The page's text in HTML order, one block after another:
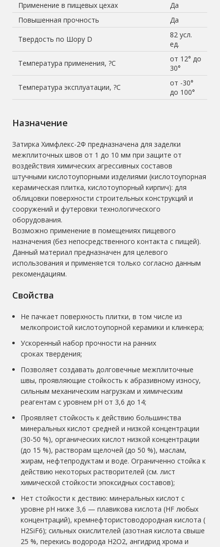
Применение в пищевых цехах
Да
Повышенная прочность
Да
Твердость по Шору D
82 усл.
ед.
Температура применения, ?С
от 12° до
30°
Температура эксплуатации, ?С
от -30°
до 100°
Назначение
Затирка Химфлекс-2Ф предназначена для заделки
межплиточных швов от 1 до 10 мм при защите от
воздействия химических агрессивных составов
штучными кислотоупорными изделиями (кислотоупорная
керамическая плитка, кислотоупорный кирпич): для
облицовки поверхности строительных конструкций и
сооружений и футеровки технологического
оборудования.
Возможно применение в помещениях пищевого
назначения (без непосредственного контакта с пищей).
Данный материал предназначен для целевого
использования и применяется только согласно данным
рекомендациям.
Свойства
Не пачкает поверхность плитки, в том числе из
мелкопроистой кислотоупорной керамики и клинкера;
Ускоренный набор прочности на ранних
сроках твердения;
Позволяет создавать долговечные межплиточные
швы, проявляющие стойкость к абразивному износу,
сильным механическим нагрузкам и химическим
реагентам с уровнем pH от 3,6 до 14;
Проявляет стойкость к действию большинства
минеральных кислот средней и низкой концентрации
(30-50 %), органических кислот низкой концентрации
(до 15 %), растворам щелочей (до 50 %), маслам,
жирам, нефтепродуктам и воде. Ограниченно стойка к
действию некоторых растворителей (см. лист
химической стойкости эпоксидных составов);
Нет стойкости к дествию: минеральных кислот с
уровне pH ниже 3,6 — плавикова кислота (HF любых
концентраций), кремнефтористоводородная кислота (
H2SiF6); сильных окислителей (азотная кислота свыше
25 %, перекись водорода H2O2, ангидрид хрома и